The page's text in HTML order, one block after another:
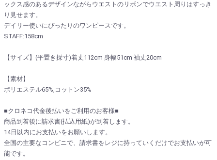
ックス感のあるデザインながらウエストのリボンでウエスト周りはすっき
り見せます。
デイリー使いにぴったりのワンピースです。
STAFF:158cm
【サイズ】(平置き採寸)着丈112cm 身幅51cm 袖丈20cm
【素材】
ポリエステル65%,コットン35%
■クロネコ代金後払いをご利用のお客様■
商品到着後に請求書(払込用紙)が到着します。
14日以内にお支払いをお願いします。
全国の主要なコンビニで、請求書をレジに持っていくだけでお支払いが可
能です。